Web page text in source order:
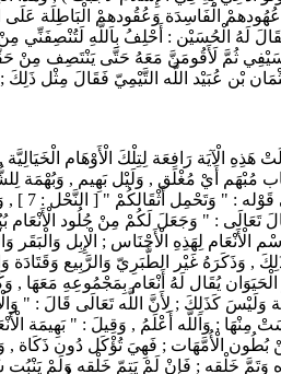
الْفَاسِدَة وَعُقُودهمْ الْبَاطِلَة
لَهُ الْحُسَيْن : أَحْلِفُ بِاَللَّهِ
ثُمَّ لَأَقُومَنَّ مَعَهُ حَتَّى يَنْتَصِف مِنْ
الْآيَة رَافِعَة لِتِلْكَ الْأَوْهَام الْخَيَالِيَّة ,
مُبْهَم أَيْ مُغْلَق , وَلَيْل بَهِيم , وَبُهْمَة
يُؤْتَى لَهُ . و "
الْأَنْعَام : 142 ] يَعْنِي كِبَارًا وَصِغَارًا ; ثُمَّ بَيَّنَهَا فَقَالَ : " ثَمَانِيَة أَزْوَاج " [ الزُّمَر : 6 ] إِلَى قَوْله : " أَمْ كُنْتُمْ شُهَدَاء " [
عَنْ تَضَمُّن اِسْم الْأَنْعَام لِهَذِهِ الْأَجْنَاس ; الْإِبِل
, وَذَكَرَهُ غَيْر الطَّبَرِيّ وَالرَّبِيع
يُقَال لَهُ أَنْعَام بِمَجْمُوعِهِ مَعَهَا
كَذَلِكَ ; لِأَنَّ اللَّه تَعَالَى قَالَ : "
وَعَطَفَهَا عَلَى الْأَنْعَام دَلَّ عَلَى أَنَّهَا لَيْسَتْ مِنْهَا ; وَاَللَّه أَعْلَمُ ,
بُطُون الْأُمَّهَات ; فَهِيَ تُؤْكَل دُون ذَكَاة ,
وَتَمَّ خَلْقه ; فَإِنْ لَمْ يَتِمّ خَلْقه وَلَمْ